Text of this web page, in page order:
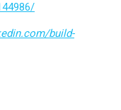
build-